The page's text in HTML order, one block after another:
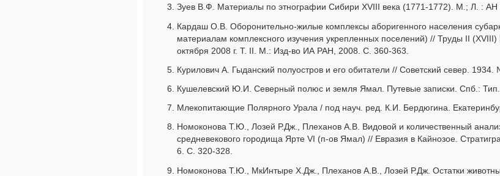
Зуев В.Ф. Материалы по этнографии Сибири XVIII века (1771-1772). М.; Л. :
Кардаш О.В. Оборонительно-жилые комплексы аборигенного населения
материалам комплексного изучения укрепленных поселений) // Труды II
октября 2008 г. Т. II. М.: Изд-во ИА РАН, 2008. С. 360-363.
Курилович А. Гыданский полуостров и его обитатели // Советский север.
Кушелевский Ю.И. Северный полюс и земля Ямал. Путевые записки. Спб.:
Млекопитающие Полярного Урала / под науч. ред. К.И. Бердюгина.
Номоконова Т.Ю., Лозей Р.Дж., Плеханов А.В. Видовой и количественный
средневекового городища Ярте VI (п-ов Ямал) // Евразия в Кайнозое.
6. С. 320-328.
Номоконова Т.Ю., МкИнтыре Х.Дж., Плеханов А.В., Лозей Р.Дж. Остатки